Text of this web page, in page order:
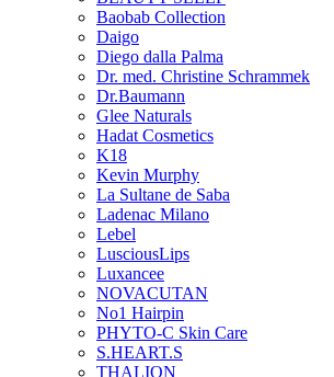
Baobab Collection
Daigo
Diego dalla Palma
Dr. med. Christine Schrammek
Dr.Baumann
Glee Naturals
Hadat Cosmetics
K18
Kevin Murphy
La Sultane de Saba
Ladenac Milano
Lebel
LusciousLips
Luxancee
NOVACUTAN
No1 Hairpin
PHYTO-C Skin Care
S.HEART.S
THALION